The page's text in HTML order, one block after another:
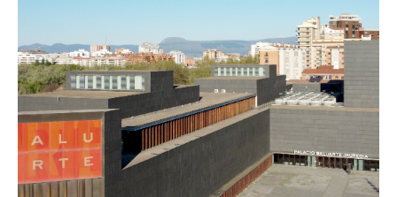
Proyecto Estratégico
Preguntas frecuentes